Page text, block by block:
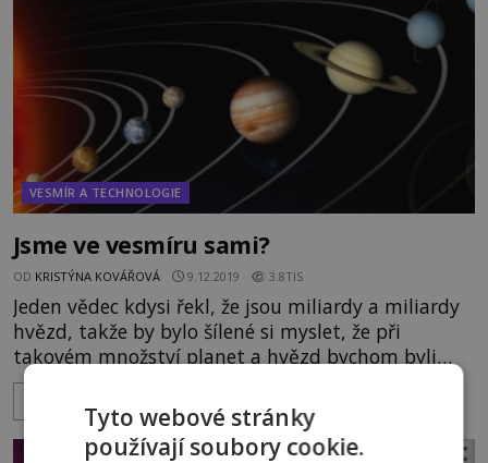
VESMÍR A TECHNOLOGIE
Jsme ve vesmíru sami?
OD KRISTÝNA KOVÁŘOVÁ 9.12.2019 3.8TIS
Jeden vědec kdysi řekl, že jsou miliardy a miliardy
hvězd, takže by bylo šílené si myslet, že při
takovém množství planet a hvězd bychom byli
jedná forma inteligentního života v celém
vesmíru. https://www.youtube.com/watch?
v=0Yn92AZ_Bys
Tyto webové stránky
používají soubory cookie.